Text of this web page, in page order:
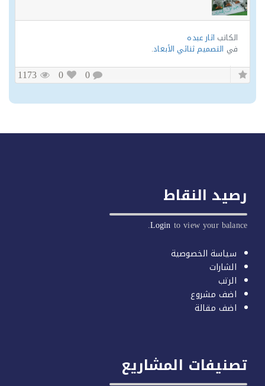
اثار عبده
التصميم ثنائي الأبعاد.
0
1173
النقاط
Loginto view your
سياسة الخصوصية
الشارات
الرتب
اضف مشروع
اضف مقالة
المشاريع